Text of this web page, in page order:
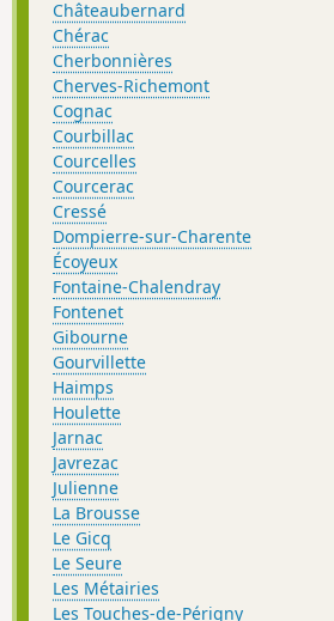
Châteaubernard
Chérac
Cherbonnières
Cherves-Richemont
Cognac
Courbillac
Courcelles
Courcerac
Cressé
Dompierre-sur-Charente
Écoyeux
Fontaine-Chalendray
Fontenet
Gibourne
Gourvillette
Haimps
Houlette
Jarnac
Javrezac
Julienne
La Brousse
Le Gicq
Le Seure
Les Métairies
Les Touches-de-Périgny